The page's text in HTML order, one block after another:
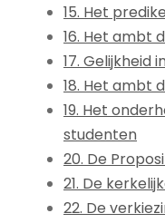
15. Het
16. Het ambt
17. Gelijkheid
18. Het ambt
19. Het
studenten
20. De
21. De
22. De